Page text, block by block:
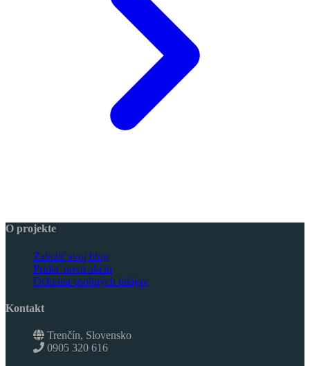
O projekte
Založiť svoj blog
Pridať novú akciu
Ochrana osobných údajov
Kontakt
Trenčín, Slovensko
0905 320 616